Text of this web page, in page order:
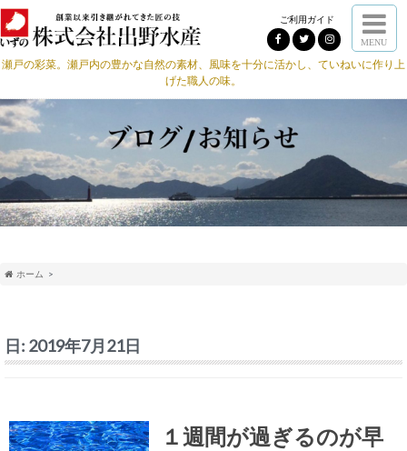
ご利用ガイド
MENU
瀬戸の彩菜。瀬戸内の豊かな自然の素材、風味を十分に活かし、ていねいに作り上
げた職人の味。
ホーム
日: 2019年7月21日
１週間が過ぎるのが早